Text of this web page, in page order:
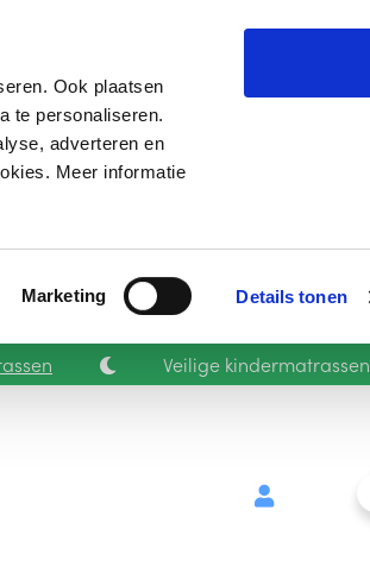
Ook plaatsen
te personaliseren.
adverteren en
Meer informatie
Marketing Details tonen
Veilige kindermatrassen